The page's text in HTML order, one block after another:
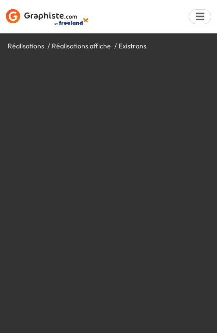
Réalisations Réalisations affiche Existrans